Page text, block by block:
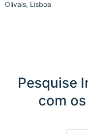
Olivais, Lisboa
Pesquise
com